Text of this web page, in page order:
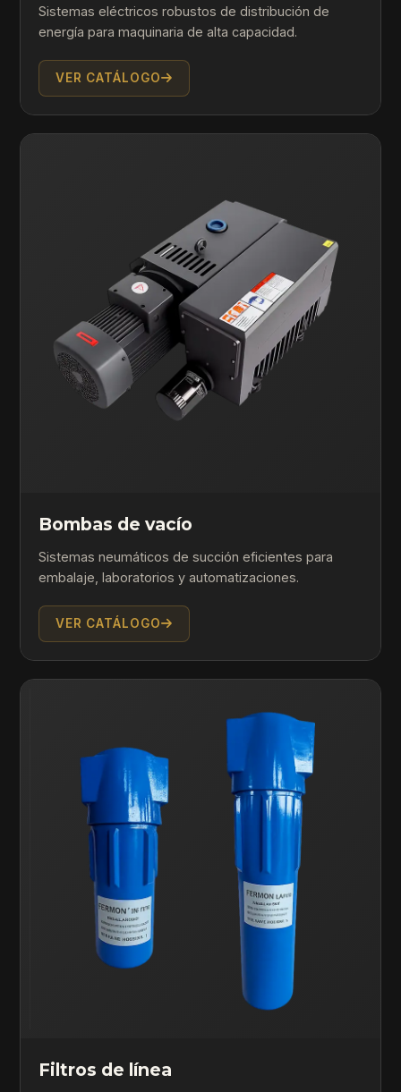
Sistemas eléctricos robustos de distribución de
energía para maquinaria de alta capacidad.
VER CATÁLOGO
Bombas de vacío
Sistemas neumáticos de succión eficientes para
embalaje, laboratorios y automatizaciones.
VER CATÁLOGO
Filtros de línea